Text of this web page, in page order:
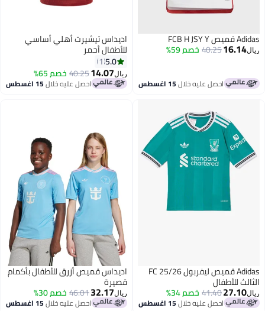
Adidas قميص FCB H JSY Y
ريال16.14
40.25خصم 59%
احصل عليه خلال15 اغسطس
اديداس تيشيرت أهلي أساسي
للأطفال أحمر
5.0
1
ريال14.07
40.25خصم 65%
احصل عليه خلال15 اغسطس
Adidas قميص ليفربول FC 25/26
الثالث للأطفال
ريال27.10
41.40خصم 34%
احصل عليه خلال15 اغسطس
اديداس قميص أزرق للأطفال بأكمام
قصيرة
ريال32.17
46.01خصم 30%
احصل عليه خلال15 اغسطس